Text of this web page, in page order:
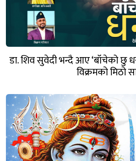
डा. शिव सुवेदी भन्दै आए ‘बाँचेको छु
विक्रमको मिठो